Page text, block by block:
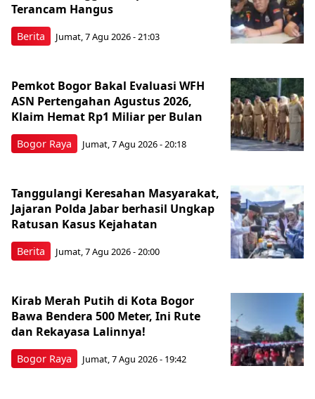
Berita
Terancam Hangus
Jumat, 7 Agu 2026 - 21:03
Bogor Raya
Pemkot Bogor Bakal Evaluasi WFH
ASN Pertengahan Agustus 2026,
Klaim Hemat Rp1 Miliar per Bulan
Jumat, 7 Agu 2026 - 20:18
Berita
Tanggulangi Keresahan Masyarakat,
Jajaran Polda Jabar berhasil Ungkap
Ratusan Kasus Kejahatan
Jumat, 7 Agu 2026 - 20:00
Bogor Raya
Kirab Merah Putih di Kota Bogor
Bawa Bendera 500 Meter, Ini Rute
dan Rekayasa Lalinnya!
Jumat, 7 Agu 2026 - 19:42